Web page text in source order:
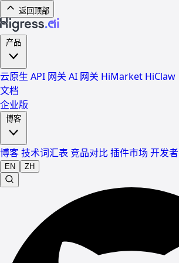
返回顶部
云原生 API 网关 AI 网关 HiMarket HiClaw
文档
企业版
博客技术词汇表 竞品对比 插件市场 开发者
EN ZH